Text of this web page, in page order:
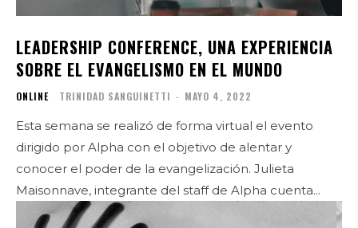
LEADERSHIP CONFERENCE, UNA EXPERIENCIA
SOBRE EL EVANGELISMO EN EL MUNDO
ONLINE TRINIDAD SANGUINETTI - MAYO 4, 2022
Esta semana se realizó de forma virtual el evento
dirigido por Alpha con el objetivo de alentar y
conocer el poder de la evangelización. Julieta
Maisonnave, integrante del staff de Alpha cuenta...